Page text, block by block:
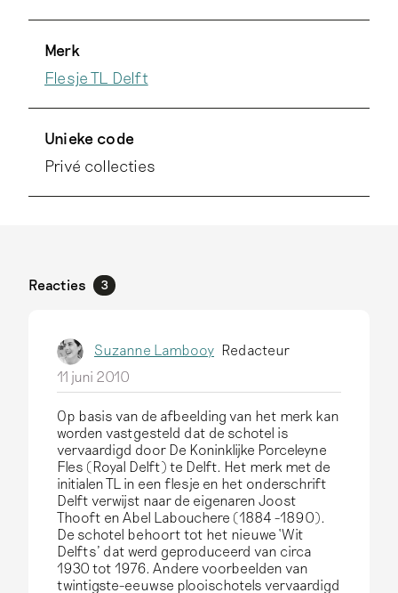
Merk
Flesje TL Delft
Unieke code
Privé collecties
Reacties 3
Suzanne Lambooy Redacteur
11 juni 2010
Op basis van de afbeelding van het merk kan
worden vastgesteld dat de schotel is
vervaardigd door De Koninklijke Porceleyne
Fles (Royal Delft) te Delft. Het merk met de
initialen TL in een flesje en het onderschrift
Delft verwijst naar de eigenaren Joost
Thooft en Abel Labouchere (1884 -1890).
De schotel behoort tot het nieuwe ‘Wit
Delfts’ dat werd geproduceerd van circa
1930 tot 1976. Andere voorbeelden van
twintigste-eeuwse plooischotels vervaardigd